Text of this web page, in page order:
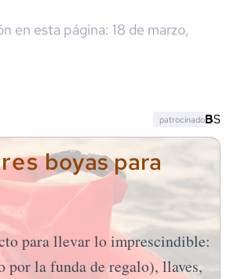
en esta página: 18 de marzo,
boyas para
para llevar lo imprescindible:
la funda de regalo), llaves,
patrocinado